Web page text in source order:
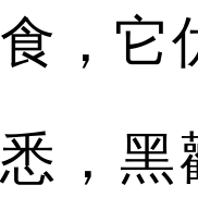
食，它
悉，黑